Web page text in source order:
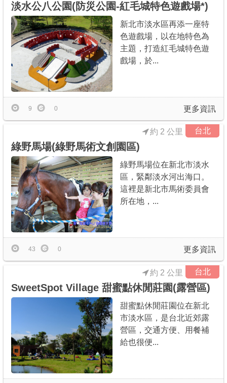
淡水公八公園(防災公園-紅毛城特色遊戲場*)
新北市淡水區再添一座特
色遊戲場，以在地特色為
主題，打造紅毛城特色遊
戲場，於...
更多資訊
9 0
台北
約 2 公里
綠野馬場(綠野馬術文創園區)
綠野馬場位在新北市淡水
區，緊鄰淡水河出海口。
這裡是新北市馬術委員會
所在地，...
更多資訊
43 0
台北
約 2 公里
SweetSpot Village 甜蜜點休閒莊園(露營區)
甜蜜點休閒莊園位在新北
市淡水區，是台北近郊露
營區，交通方便、用餐補
給也很便...